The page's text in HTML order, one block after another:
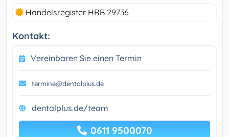
Handelsregister HRB 29736
Kontakt:
Vereinbaren Sie einen Termin
termine@dentalplus.de
dentalplus.de/team
0611 9500070